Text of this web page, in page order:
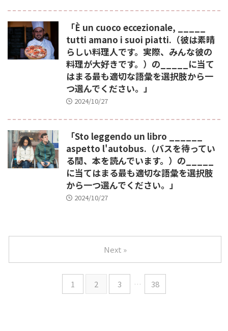
「È un cuoco eccezionale, _____
tutti amano i suoi piatti.（彼は素晴
らしい料理人です。実際、みんな彼の
料理が大好きです。）の_____に当て
はまる最も適切な語彙を選択肢から一
つ選んでください。」
2024/10/27
「Sto leggendo un libro ______
aspetto l'autobus.（バスを待ってい
る間、本を読んでいます。）の_____
に当てはまる最も適切な語彙を選択肢
から一つ選んでください。」
2024/10/27
1 2 3 … 38
Next »